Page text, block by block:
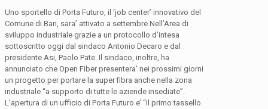
Uno sportello di Porta Futuro, il ‘job center’ innovativo del
Comune di Bari, sara’ attivato a settembre Nell’Area di
sviluppo industriale grazie a un protocollo d’intesa
sottoscritto oggi dal sindaco Antonio Decaro e dal
presidente Asi, Paolo Pate. Il sindaco, inoltre, ha
annunciato che Open Fiber presentera’ nei prossimi giorni
un progetto per portare la super fibra anche nella zona
industriale “a supporto di tutte le aziende insediate”.
L’apertura di un ufficio di Porta Futuro e’ “il primo tassello